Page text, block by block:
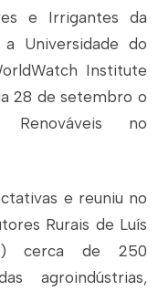
e Irrigantes da
Universidade do
Institute
28 de setembro o
Renováveis no
e reuniu no
Rurais de Luís
cerca de 250
agroindústrias,